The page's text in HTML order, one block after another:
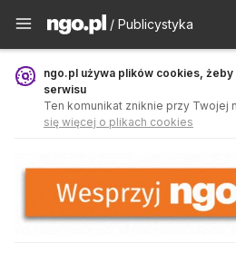
Publicystyka -
/ Publicystyka
ngo.pl używa plików cookies, żeby
serwisu
Ten komunikat zniknie przy Twojej
się więcej o plikach cookies